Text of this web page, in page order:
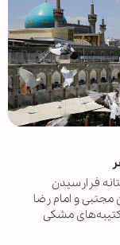
فرارسیدن
و امام رضا
کتیبه‌های مشکی